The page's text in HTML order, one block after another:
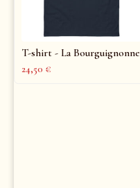
T-shirt - La Bourguignonne
24,50 €